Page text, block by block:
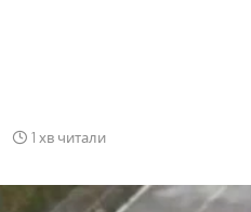
1 хв читали